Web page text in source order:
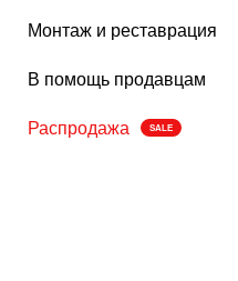
Монтаж и реставрация
В помощь продавцам
Распродажа SALE
-55%